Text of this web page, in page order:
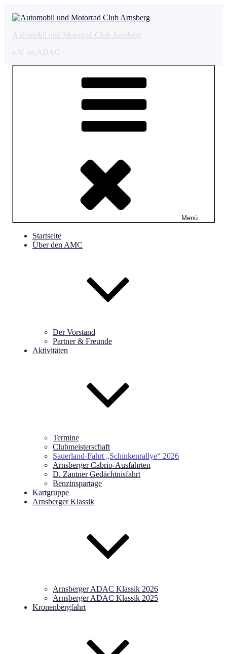
Inhalt
Automobil und Motorrad Club Arnsberg
e.V. im ADAC
Menü
Startseite
Über den AMC
Der Vorstand
Partner & Freunde
Aktivitäten
Termine
Clubmeisterschaft
Sauerland-Fahrt „Schinkenrallye“ 2026
Arnsberger Cabrio-Ausfahrten
D. Zantner Gedächtnisfahrt
Benzinspartage
Kartgruppe
Arnsberger Klassik
Arnsberger ADAC Klassik 2026
Arnsberger ADAC Klassik 2025
Kronenbergfahrt